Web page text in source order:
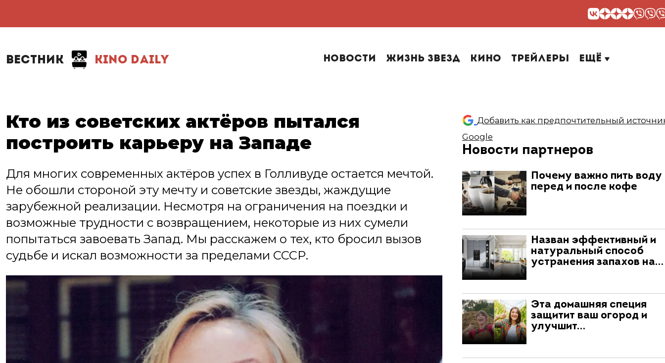
ВЕСТНИК KINO DAILY Новости Жизнь звезд Кино Трейлеры Ещё
Кто из советских актёров пытался
построить карьеру на Западе
Для многих современных актёров успех в Голливуде остается мечтой.
Не обошли стороной эту мечту и советские звезды, жаждущие
зарубежной реализации. Несмотря на ограничения на поездки и
возможные трудности с возвращением, некоторые из них сумели
попытаться завоевать Запад. Мы расскажем о тех, кто бросил вызов
судьбе и искал возможности за пределами СССР.
Добавить как предпочтительный
Google
Новости партнеров
Почему важно пить воду
перед и после кофе
Назван эффективный и
натуральный способ
устранения запахов на…
Эта домашняя специя
защитит ваш огород и
улучшит…